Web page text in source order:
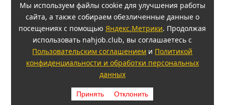
Мы используем файлы cookie для улучшения работы
сайта, а также собираем обезличенные данные о
посещениях с помощьюЯндекс.Метрики. Продолжая
использовать nahjob.club, вы соглашаетесь с
Пользовательским соглашением и Политикой
конфиденциальности и обработки персональных
данных
Принять Отклонить